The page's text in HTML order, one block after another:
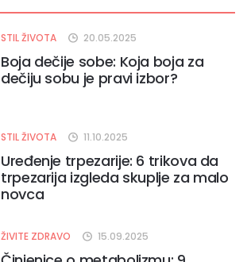
STIL ŽIVOTA 20.05.2025
Boja dečije sobe: Koja boja za
dečiju sobu je pravi izbor?
STIL ŽIVOTA 11.10.2025
Uređenje trpezarije: 6 trikova da
trpezarija izgleda skuplje za malo
novca
ŽIVITE ZDRAVO 15.09.2025